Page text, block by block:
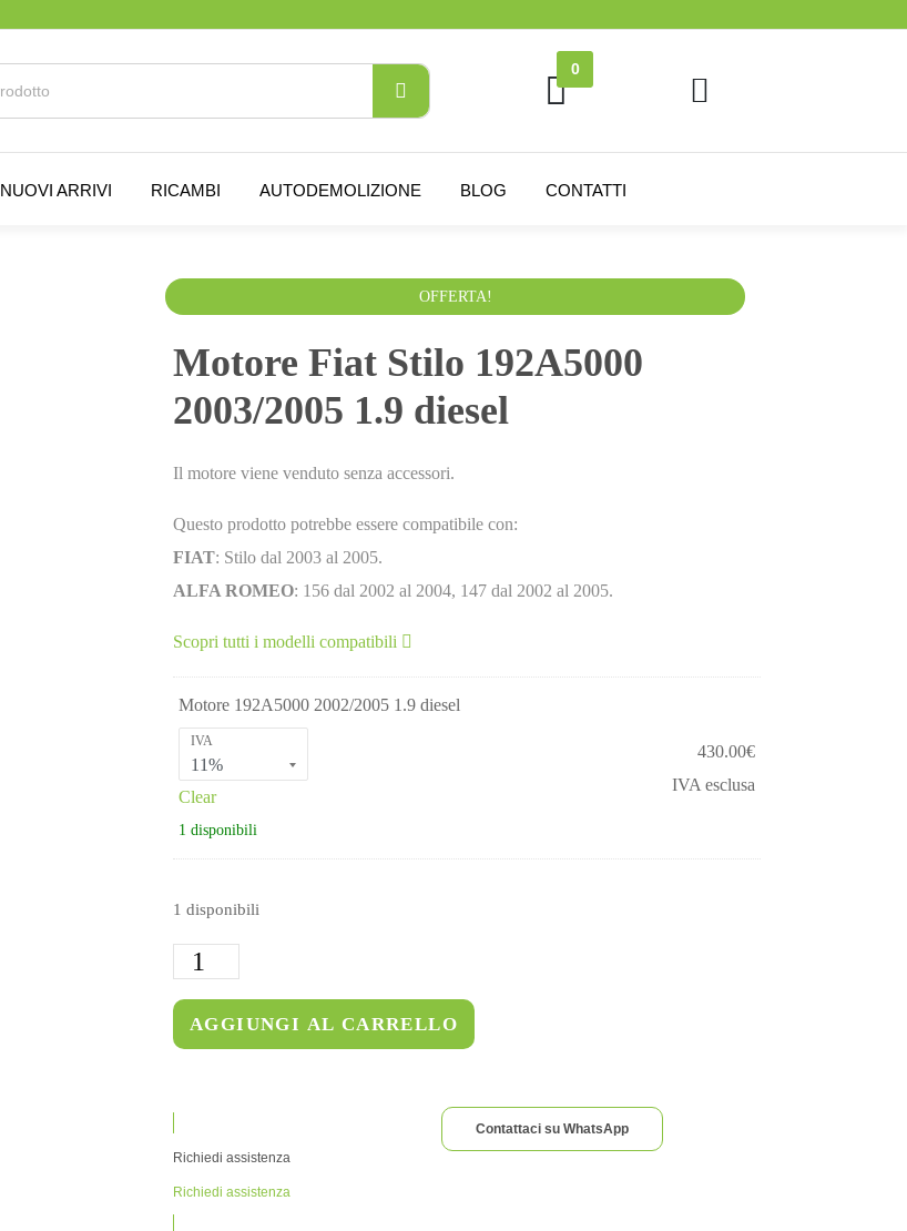
0
NUOVI ARRIVI RICAMBI AUTODEMOLIZIONE BLOG CONTATTI
OFFERTA!
Da IVA esclusa
Motore Fiat Stilo 192A5000
2003/2005 1.9 diesel
Il motore viene venduto senza accessori.
Questo prodotto potrebbe essere compatibile con:
FIAT: Stilo dal 2003 al 2005.
ALFA ROMEO: 156 dal 2002 al 2004, 147 dal 2002 al 2005.
Scopri tutti i modelli compatibili
Motore 192A5000 2002/2005 1.9 diesel
IVA
Clear
1 disponibili
430.00€
IVA esclusa
1 disponibili
AGGIUNGI AL CARRELLO
Richiedi assistenza
Richiedi assistenza
Contattaci su WhatsApp